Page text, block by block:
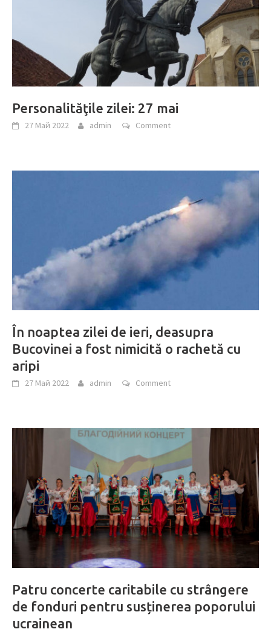
Personalităţile zilei: 27 mai
27 Май 2022 admin Comment
În noaptea zilei de ieri, deasupra
Bucovinei a fost nimicită o rachetă cu
aripi
27 Май 2022 admin Comment
Patru concerte caritabile cu strângere
de fonduri pentru susținerea poporului
ucrainean